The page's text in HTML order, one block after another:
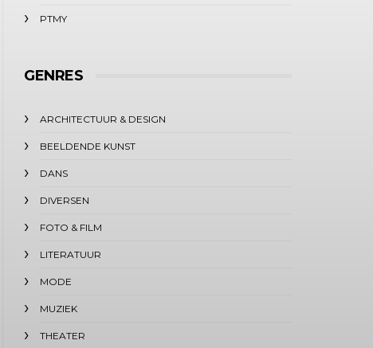
PTMY
GENRES
ARCHITECTUUR & DESIGN
BEELDENDE KUNST
DANS
DIVERSEN
FOTO & FILM
LITERATUUR
MODE
MUZIEK
THEATER